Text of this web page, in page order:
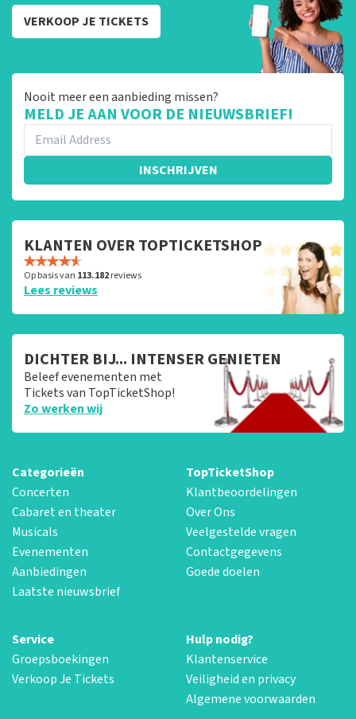
VERKOOP JE TICKETS
Nooit meer een aanbieding missen?
MELD JE AAN VOOR DE NIEUWSBRIEF!
INSCHRIJVEN
KLANTEN OVER TOPTICKETSHOP
Op basis van 113.182reviews
Lees reviews
DICHTER BIJ... INTENSER GENIETEN
Beleef evenementen met
Tickets van TopTicketShop!
Zo werken wij
Categorieën
Concerten
Cabaret en theater
Musicals
Evenementen
Aanbiedingen
Laatste nieuwsbrief
TopTicketShop
Klantbeoordelingen
Over Ons
Veelgestelde vragen
Contactgegevens
Goede doelen
Service
Groepsboekingen
Verkoop Je Tickets
Hulp nodig?
Klantenservice
Veiligheid en privacy
Algemene voorwaarden